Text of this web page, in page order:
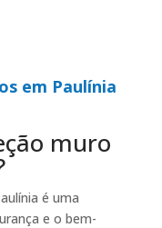
em Paulínia
muro
é uma
e o bem-